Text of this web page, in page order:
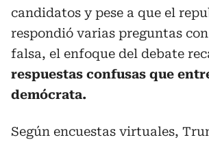
candidatos y pese a que el
respondió varias preguntas
falsa, el enfoque del debate
respuestas confusas que
demócrata.
Según encuestas virtuales,